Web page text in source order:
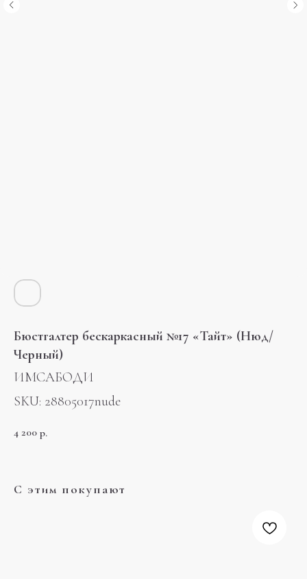
Бюстгалтер бескаркасный №17 «Тайт» (Нюд/
Черный)
ИМСАБОДИ
SKU: 28805017nude
4 200 р.
С этим покупают